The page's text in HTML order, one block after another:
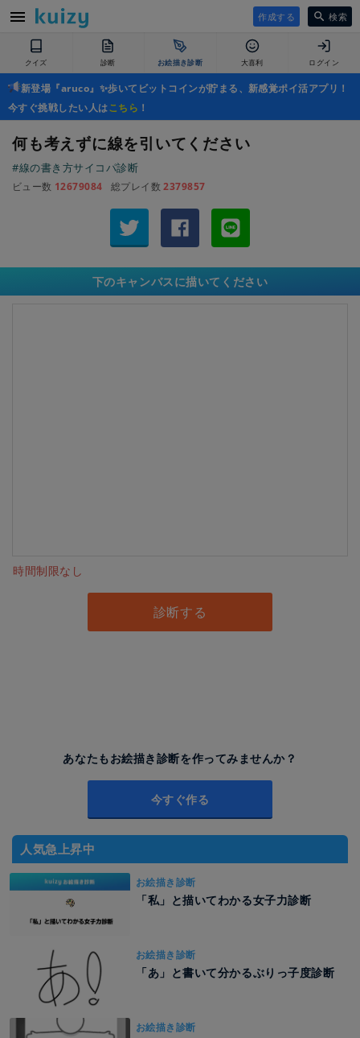
作成する 検索
クイズ 診断 お絵描き診断 大喜利 ログイン
新登場『aruco』✨歩いてビットコインが貯まる、新感覚ポイ活アプリ！
今すぐ挑戦したい人はこちら ！
何も考えずに線を引いてください
#線の書き方サイコパ診断
ビュー数 12679084 総プレイ数 2379857
下のキャンバスに描いてください
時間制限なし
診断する
あなたもお絵描き診断を作ってみませんか？
今すぐ作る
人気急上昇中
お絵描き診断
「私」と描いてわかる女子力診断
お絵描き診断
「あ」と書いて分かるぶりっ子度診断
お絵描き診断